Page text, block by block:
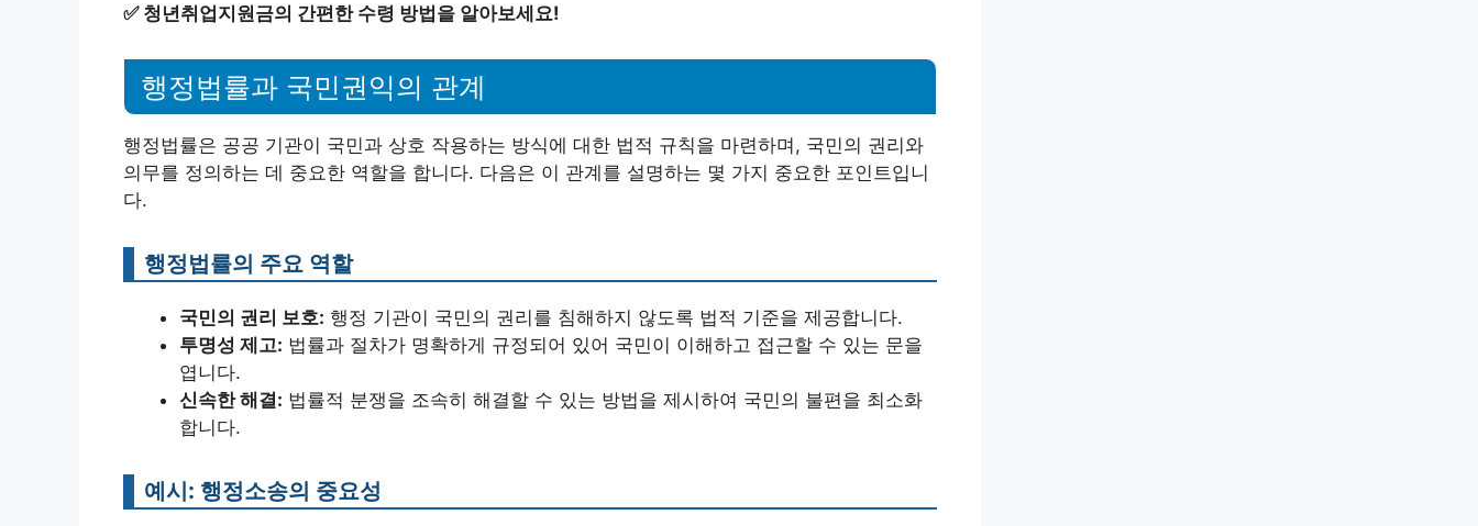
✅ 청년취업지원금의 간편한 수령 방법을 알아보세요!
행정법률과 국민권익의 관계
행정법률은 공공 기관이 국민과 상호 작용하는 방식에 대한 법적 규칙을 마련하며, 국민의 권리와
의무를 정의하는 데 중요한 역할을 합니다. 다음은 이 관계를 설명하는 몇 가지 중요한 포인트입니
다.
행정법률의 주요 역할
국민의 권리 보호: 행정 기관이 국민의 권리를 침해하지 않도록 법적 기준을 제공합니다.
투명성 제고: 법률과 절차가 명확하게 규정되어 있어 국민이 이해하고 접근할 수 있는 문을
엽니다.
신속한 해결: 법률적 분쟁을 조속히 해결할 수 있는 방법을 제시하여 국민의 불편을 최소화
합니다.
예시: 행정소송의 중요성